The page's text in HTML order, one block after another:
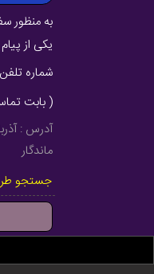
به منظور
یکی از
شماره
( بابت
ماندگار
جستجو